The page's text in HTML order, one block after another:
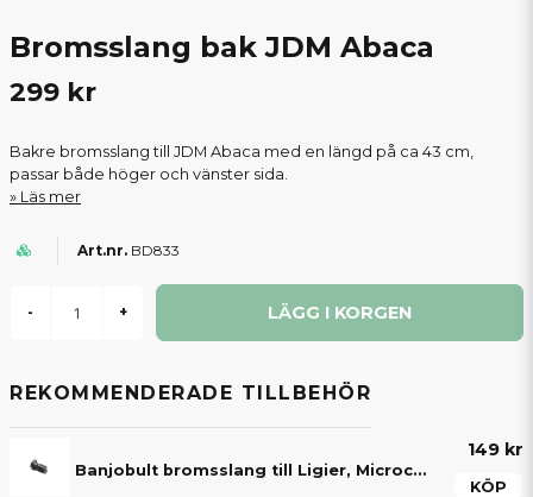
Bromsslang bak JDM Abaca
299 kr
Bakre bromsslang till JDM Abaca med en längd på ca 43 cm,
passar både höger och vänster sida.
Läs mer
BD833
- + LÄGG I KORGEN
REKOMMENDERADE TILLBEHÖR
Banjobult bromsslang till Ligier, Microcar, Aixam, Chatenet, JDM, Bellier & Casalini
149 kr
KÖP